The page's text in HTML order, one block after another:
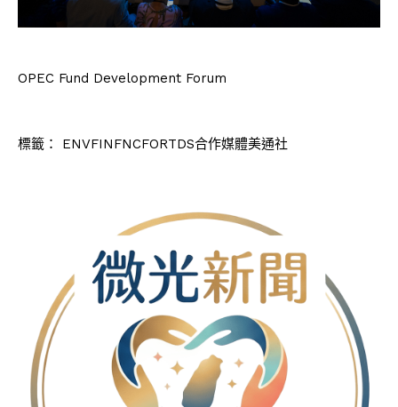
OPEC Fund Development Forum
標籤： ENVFINFNCFORTDS合作媒體美通社